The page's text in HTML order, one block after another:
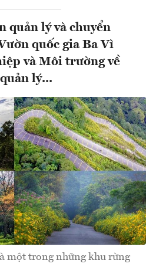
quản lý và chuyển
quốc gia Ba Vì
và Môi trường về
lý...
một trong những khu rừng